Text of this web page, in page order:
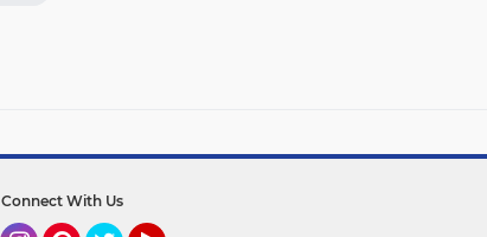
Connect With Us